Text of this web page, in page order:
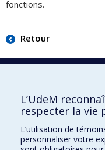
fonctions.
Retour
Faculté de
École d'architecture
L’UdeM
respecter la vie
L’utilisation de
personnaliser votre